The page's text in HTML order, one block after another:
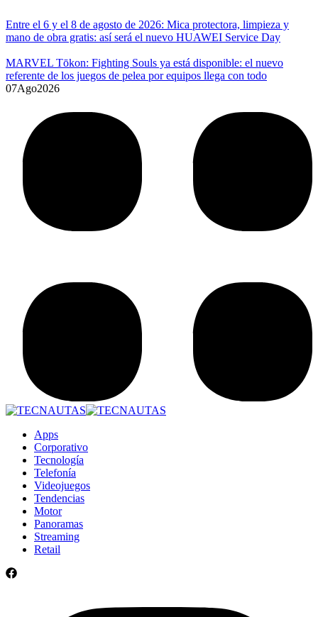
Entre el 6 y el 8 de agosto de 2026: Mica protectora, limpieza y
mano de obra gratis: así será el nuevo HUAWEI Service Day
MARVEL Tōkon: Fighting Souls ya está disponible: el nuevo
referente de los juegos de pelea por equipos llega con todo
07Ago2026
Apps
Corporativo
Tecnología
Telefonía
Videojuegos
Tendencias
Motor
Panoramas
Streaming
Retail